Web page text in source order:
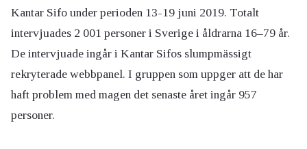
Kantar Sifo under perioden 13-19 juni 2019. Totalt
intervjuades 2 001 personer i Sverige i åldrarna 16–79 år.
De intervjuade ingår i Kantar Sifos slumpmässigt
rekryterade webbpanel. I gruppen som uppger att de har
haft problem med magen det senaste året ingår 957
personer.